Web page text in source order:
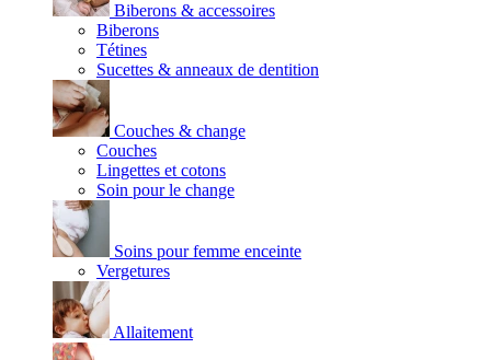
Biberons & accessoires
Biberons
Tétines
Sucettes & anneaux de dentition
Couches & change
Couches
Lingettes et cotons
Soin pour le change
Soins pour femme enceinte
Vergetures
Allaitement